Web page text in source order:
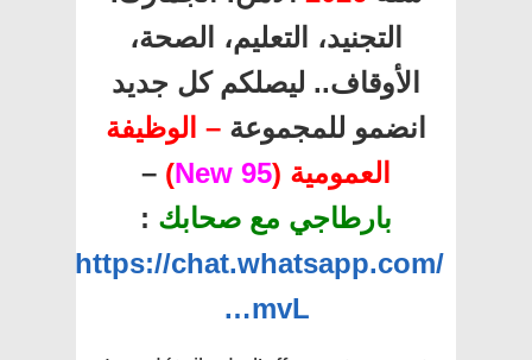
التجنيد، التعليم، الصحة،
الأوقاف.. ليصلكم كل جديد
انضمو للمجموعة – الوظيفة
العمومية (95 New
)
–
بارطاجي مع صحابك :
https://chat.whatsapp.com/
…mvL